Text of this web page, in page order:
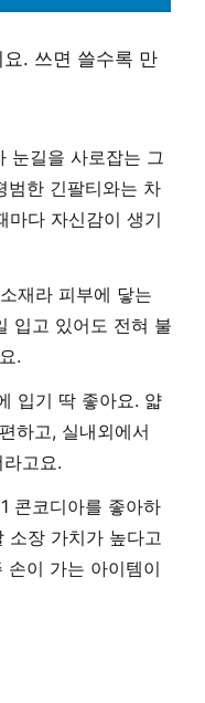
. 쓰면 쓸수록 만
눈길을 사로잡는 그
범한 긴팔티와는 차
마다 자신감이 생기
재라 피부에 닿는
입고 있어도 전혀 불
.
입기 딱 좋아요. 얇
하고, 실내외에서
고요.
콘코디아를 좋아하
소장 가치가 높다고
손이 가는 아이템이